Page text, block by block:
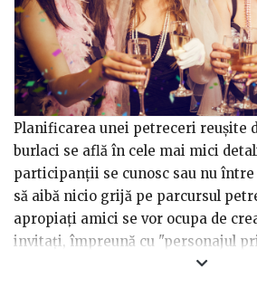
Planificarea unei petreceri reușite
burlaci se află în cele mai mici
participanții se cunosc sau nu
să aibă nicio grijă pe parcursul
apropiați amici se vor ocupa de
invitați, împreună cu "personajul